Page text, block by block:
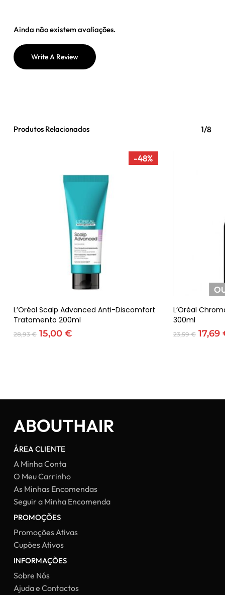
Ainda não existem avaliações.
Write A Review
Produtos Relacionados 1/8
-48%
Adicionar
L’Oréal Scalp Advanced Anti-Discomfort
Tratamento 200ml
28,93€ O
15,00 €O
L’Oréal
300ml
23,59€ O
17,69
ÁREA CLIENTE
A Minha Conta
O Meu Carrinho
As Minhas Encomendas
Seguir a Minha Encomenda
PROMOÇÕES
Promoções Ativas
Cupões Ativos
INFORMAÇÕES
Sobre Nós
Ajuda e Contactos